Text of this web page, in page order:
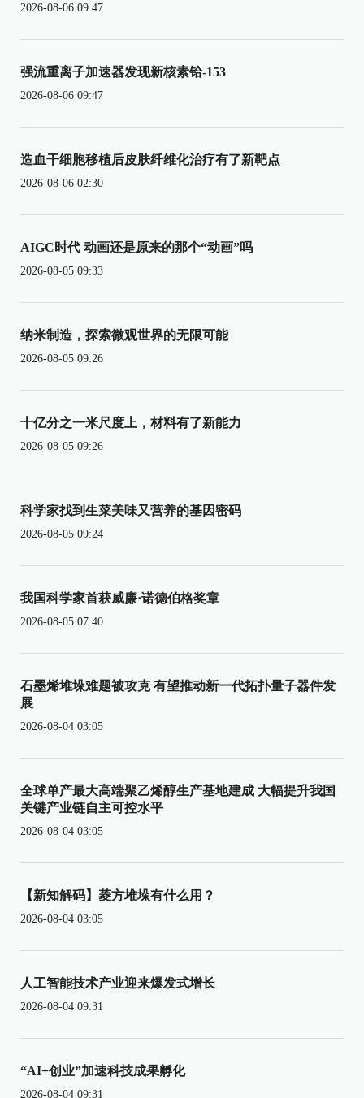
2026-08-06 09:47
强流重离子加速器发现新核素铪-153
2026-08-06 09:47
造血干细胞移植后皮肤纤维化治疗有了新靶点
2026-08-06 02:30
AIGC时代 动画还是原来的那个“动画”吗
2026-08-05 09:33
纳米制造，探索微观世界的无限可能
2026-08-05 09:26
十亿分之一米尺度上，材料有了新能力
2026-08-05 09:26
科学家找到生菜美味又营养的基因密码
2026-08-05 09:24
我国科学家首获威廉·诺德伯格奖章
2026-08-05 07:40
石墨烯堆垛难题被攻克 有望推动新一代拓扑量子器件发
展
2026-08-04 03:05
全球单产最大高端聚乙烯醇生产基地建成 大幅提升我国
关键产业链自主可控水平
2026-08-04 03:05
【新知解码】菱方堆垛有什么用？
2026-08-04 03:05
人工智能技术产业迎来爆发式增长
2026-08-04 09:31
“AI+创业”加速科技成果孵化
2026-08-04 09:31